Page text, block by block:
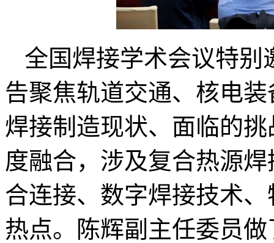
全国焊接学术会议特别
告聚焦轨道交通、核电
焊接制造现状、面临的
度融合，涉及复合热源
合连接、数字焊接技术
热点。陈辉副主任委员